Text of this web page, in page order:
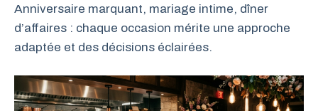
Anniversaire marquant, mariage intime, dîner
d’affaires : chaque occasion mérite une approche
adaptée et des décisions éclairées.